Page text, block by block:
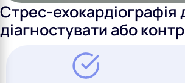
Стрес-ехокардіографія
діагностувати або